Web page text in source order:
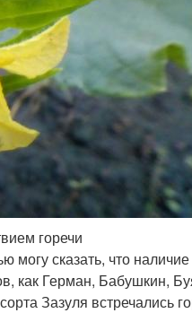
горечи
сказать, что
как Герман, Бабушкин,
Зазуля встречались